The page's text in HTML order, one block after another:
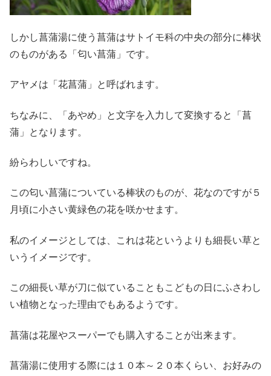
しかし菖蒲湯に使う菖蒲はサトイモ科の中央の部分に棒状
のものがある「匂い菖蒲」です。
アヤメは「花菖蒲」と呼ばれます。
ちなみに、「あやめ」と文字を入力して変換すると「菖
蒲」となります。
紛らわしいですね。
この匂い菖蒲についている棒状のものが、花なのですが５
月頃に小さい黄緑色の花を咲かせます。
私のイメージとしては、これは花というよりも細長い草と
いうイメージです。
この細長い草が刀に似ていることもこどもの日にふさわし
い植物となった理由でもあるようです。
菖蒲は花屋やスーパーでも購入することが出来ます。
菖蒲湯に使用する際には１０本～２０本くらい、お好みの